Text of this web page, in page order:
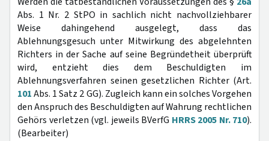
Abs. 1 Nr. 2 StPO in sachlich nicht nachvollziehbarer
Weise dahingehend ausgelegt, dass das
Ablehnungsgesuch unter Mitwirkung des abgelehnten
Richters in der Sache auf seine Begründetheit überprüft
wird, entzieht dies dem Beschuldigten im
Ablehnungsverfahren seinen gesetzlichen Richter (Art.
101Abs. 1 Satz 2 GG). Zugleich kann ein solches Vorgehen
den Anspruch des Beschuldigten auf Wahrung rechtlichen
Gehörs verletzen (vgl. jeweils BVerfG HRRS 2005 Nr. 710).
(Bearbeiter)